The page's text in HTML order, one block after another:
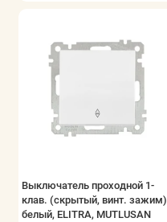
Выключатель проходной 1-
клав. (скрытый, винт. зажим)
белый, ELITRA, MUTLUSAN